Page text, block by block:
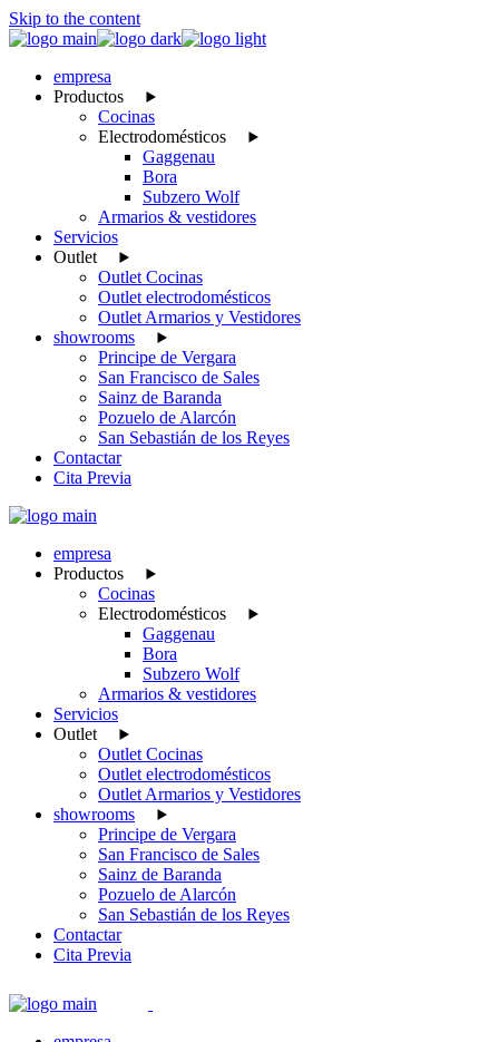
Skip to the content
empresa
Productos
Cocinas
Electrodomésticos
Gaggenau
Bora
Subzero Wolf
Armarios & vestidores
Servicios
Outlet
Outlet Cocinas
Outlet electrodomésticos
Outlet Armarios y Vestidores
showrooms
Principe de Vergara
San Francisco de Sales
Sainz de Baranda
Pozuelo de Alarcón
San Sebastián de los Reyes
Contactar
Cita Previa
empresa
Productos
Cocinas
Electrodomésticos
Gaggenau
Bora
Subzero Wolf
Armarios & vestidores
Servicios
Outlet
Outlet Cocinas
Outlet electrodomésticos
Outlet Armarios y Vestidores
showrooms
Principe de Vergara
San Francisco de Sales
Sainz de Baranda
Pozuelo de Alarcón
San Sebastián de los Reyes
Contactar
Cita Previa